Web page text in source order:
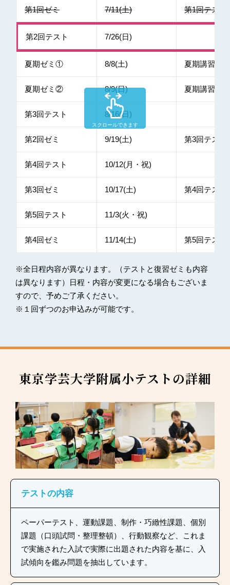
第1回ゼミ 7/11(土) 第1回テスト
第2回テスト 7/26(日)
夏期ゼミ① 8/8(土) 夏期講習
夏期ゼミ② 8/9(日) 夏期講習
第3回テスト 8/16(日)
第2回ゼミ 9/19(土) 第3回テスト
第4回テスト 10/12(月・祝)
第3回ゼミ 10/17(土) 第4回テスト
第5回テスト 11/3(火・祝)
第4回ゼミ 11/14(土) 第5回テスト
スクロールできます
※全日程内容が異なります。（テストと復習ゼミも内容
は異なります）日程・内容が変更になる場合もございま
すので、予めご了承ください。
※１回ずつのお申込みが可能です。
東京学芸大学附属小テストの詳細
テストの内容
ペーパーテスト、運動課題、制作・巧緻性課題、個別
課題（口頭試問・整理整頓）、行動観察など、これま
で実施された入試で実際に出題された内容を基に、入
試傾向を鑑み問題を抽出しています。